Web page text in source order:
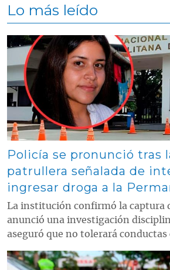
Lo más leído
Contenido multimedia principal
Policía se pronunció tras
patrullera señalada de
ingresar droga a la
La institución confirmó la captura
anunció una investigación
aseguró que no tolerará conductas
Contenido multimedia principal